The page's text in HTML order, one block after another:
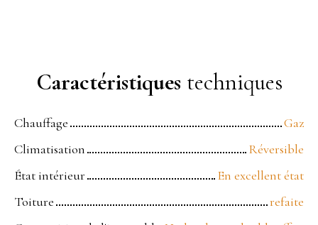
Caractéristiques techniques
Chauffage
Gaz
Climatisation
Réversible
État intérieur
En excellent état
Toiture
refaite